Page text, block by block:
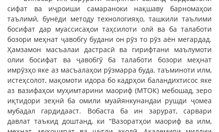
сифат ва иҷроиши самараноки нақшаву барномаҳои
таълимӣ, бунёди методу технологияҳо, ташкили таълими
босифат дар муассисаҳои таҳсилоти олӣ ва ба талаботи
бозори меҳнат ҷавобгу будани он рӯз то рӯз аён мегардад.
Ҳамзамон масъалаи дастрасӣ ва гирифтани маълумоти
олии босифат ва ҷавобгӯ ба талаботи бозори меҳнат
имрӯзҳо яке аз масъалаҳои рӯзмарра буда, таъминоти илм,
истеҳсолот, мақомоти идора бо кадрҳои баландихтисос яке
аз вазифаҳои муҳимтарини маориф (МТОК) мебошад, зеро
иқтидори зеҳнӣ ба омили муайянкунандаи рушди ҷомеа
мубадал гардидааст. Вобаста ба ин зарурат, сарвари
давлат таъкид доштанд, ки “Вазоратҳои маориф ва илм,